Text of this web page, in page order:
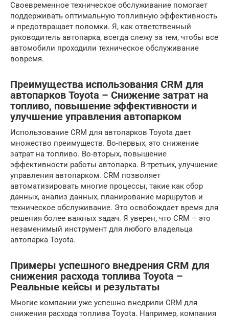
Своевременное техническое обслуживание помогает
поддерживать оптимальную топливную эффективность
и предотвращает поломки. Я, как ответственный
руководитель автопарка, всегда слежу за тем, чтобы все
автомобили проходили техническое обслуживание
вовремя.
Преимущества использования CRM для
автопарков Toyota – Снижение затрат на
топливо, повышение эффективности и
улучшение управления автопарком
Использование CRM для автопарков Toyota дает
множество преимуществ. Во-первых, это снижение
затрат на топливо. Во-вторых, повышение
эффективности работы автопарка. В-третьих, улучшение
управления автопарком. CRM позволяет
автоматизировать многие процессы, такие как сбор
данных, анализ данных, планирование маршрутов и
техническое обслуживание. Это освобождает время для
решения более важных задач. Я уверен, что CRM – это
незаменимый инструмент для любого владельца
автопарка Toyota.
Примеры успешного внедрения CRM для
снижения расхода топлива Toyota –
Реальные кейсы и результаты
Многие компании уже успешно внедрили CRM для
снижения расхода топлива Toyota. Например, компания